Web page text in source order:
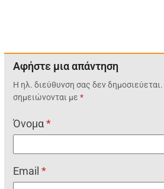
Αφήστε μια απάντηση
Η ηλ. διεύθυνση σας δεν δημοσιεύεται.
σημειώνονται με*
Όνομα*
Email*